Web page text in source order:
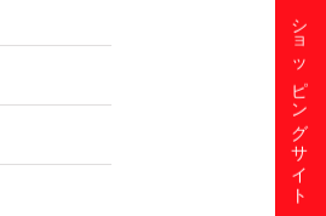
ショッピングサイト